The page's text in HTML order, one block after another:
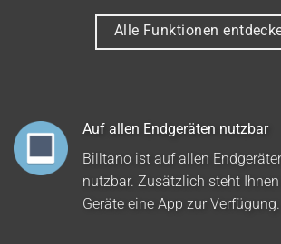
Alle Funktionen
Auf allen Endgeräten nutzbar
Billtano ist auf allen
nutzbar. Zusätzlich steht
Geräte eine App zur Verfügung.